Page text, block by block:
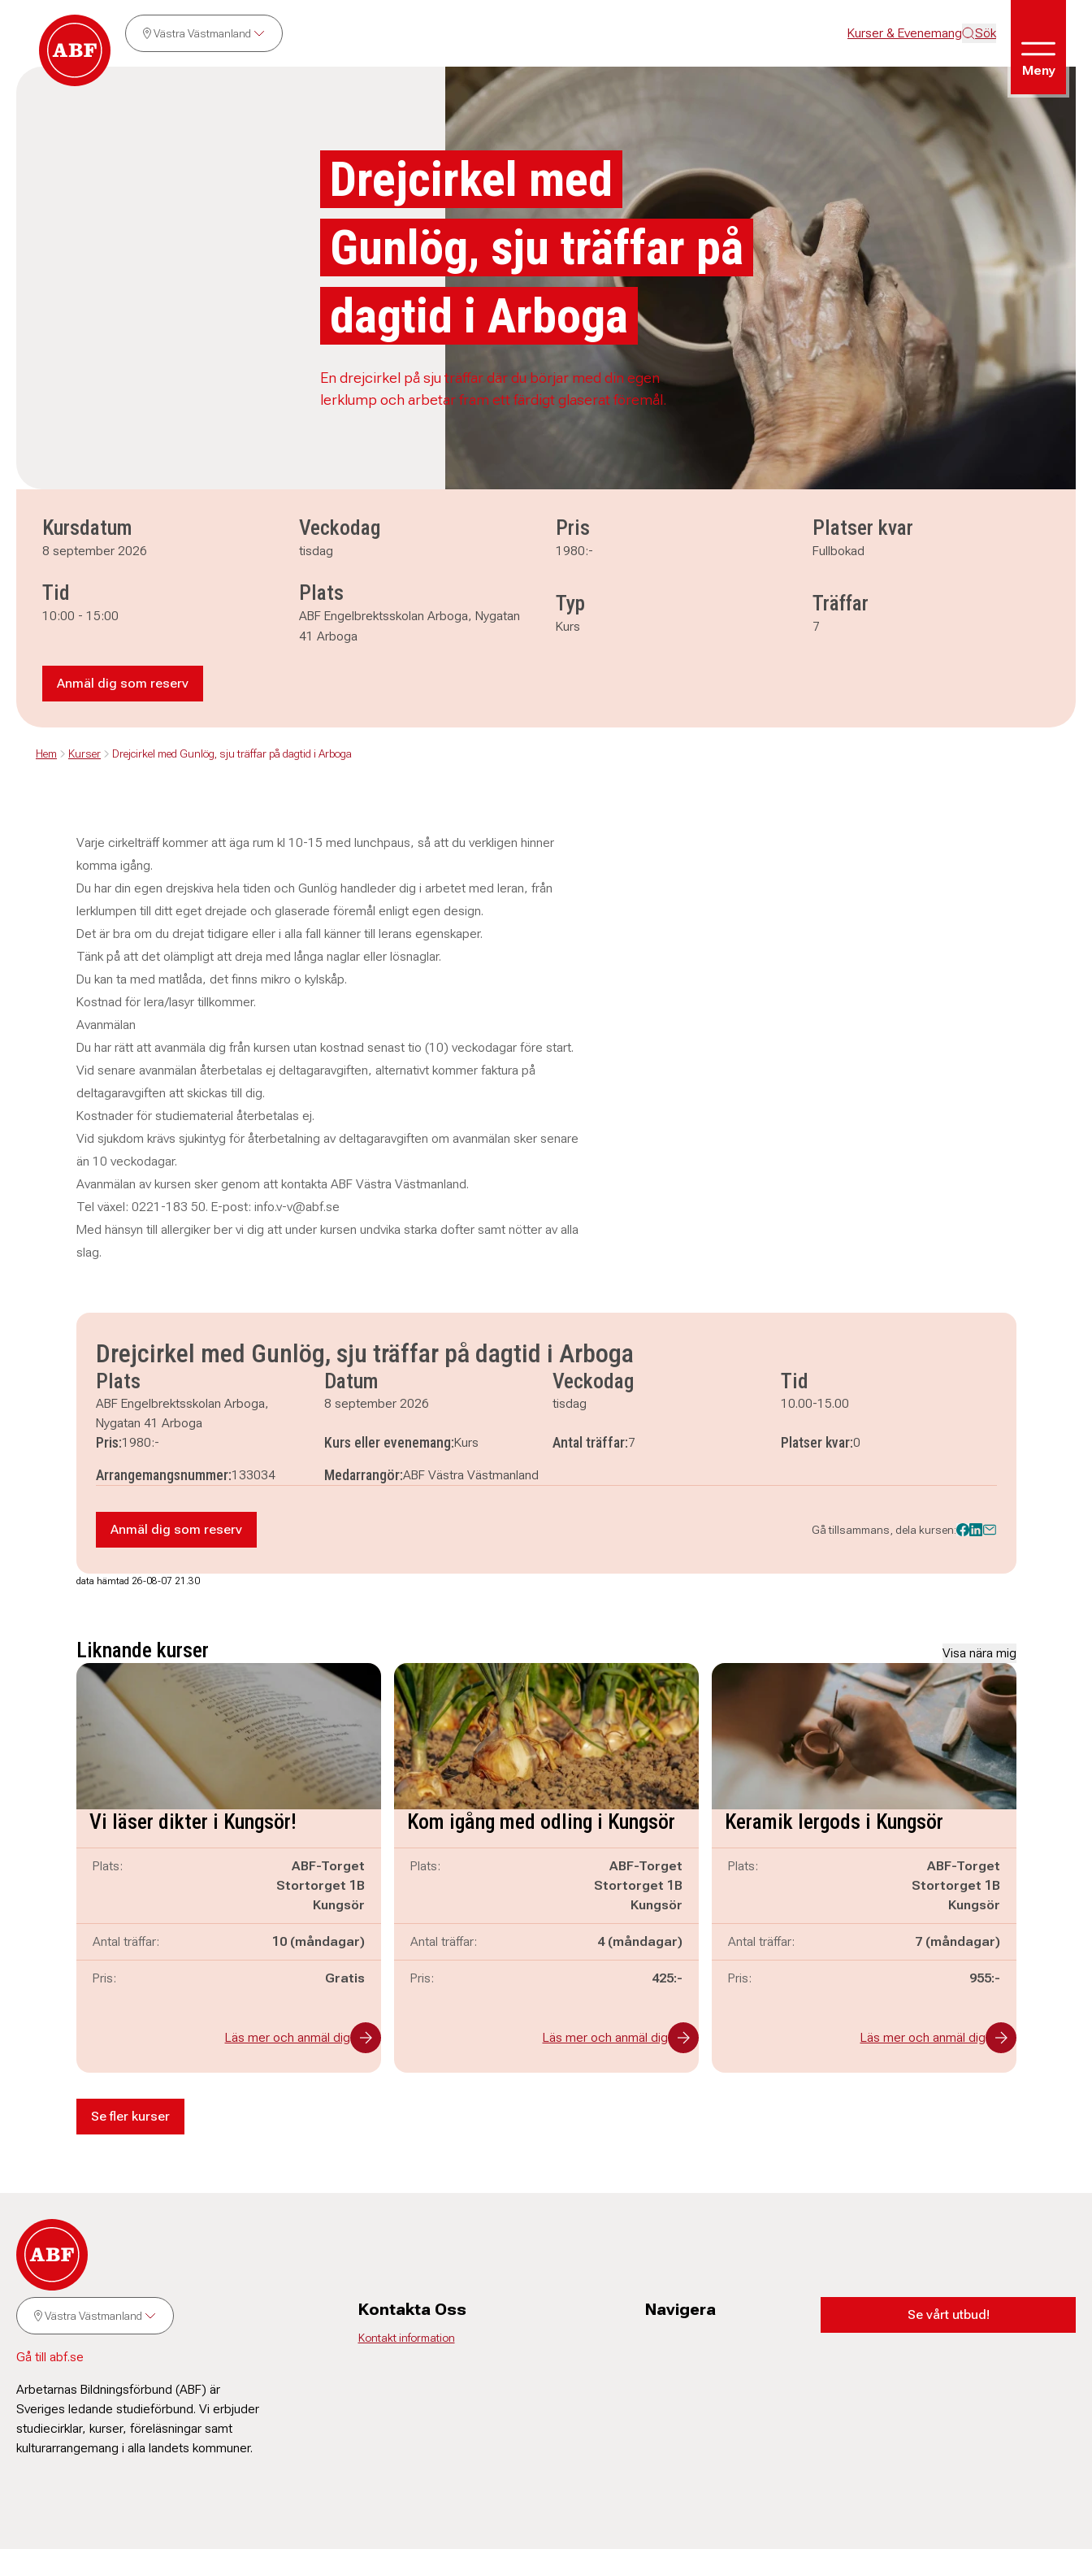
Västra Västmanland Kurser & Evenemang Sök
Meny
Drejcirkel med
Gunlög, sju träffar på
dagtid i Arboga
En drejcirkel på sju träffar där du börjar med din egen
lerklump och arbetar fram ett färdigt glaserat föremål.
Kursdatum
8 september 2026
Veckodag
tisdag
Tid
10:00 - 15:00
Plats
ABF Engelbrektsskolan Arboga, Nygatan
41 Arboga
Pris
1980:-
Platser kvar
Fullbokad
Typ
Kurs
Träffar
7
Anmäl dig som reserv till Drejcirkel med Gunlög, sju träffar på dagtid i Arboga
Anmäl dig som reserv
Hem Kurser Drejcirkel med Gunlög, sju träffar på dagtid i Arboga
Varje cirkelträff kommer att äga rum kl 10-15 med lunchpaus, så att du verkligen hinner
komma igång.
Du har din egen drejskiva hela tiden och Gunlög handleder dig i arbetet med leran, från
lerklumpen till ditt eget drejade och glaserade föremål enligt egen design.
Det är bra om du drejat tidigare eller i alla fall känner till lerans egenskaper.
Tänk på att det olämpligt att dreja med långa naglar eller lösnaglar.
Du kan ta med matlåda, det finns mikro o kylskåp.
Kostnad för lera/lasyr tillkommer.
Avanmälan
Du har rätt att avanmäla dig från kursen utan kostnad senast tio (10) veckodagar före start.
Vid senare avanmälan återbetalas ej deltagaravgiften, alternativt kommer faktura på
deltagaravgiften att skickas till dig.
Kostnader för studiematerial återbetalas ej.
Vid sjukdom krävs sjukintyg för återbetalning av deltagaravgiften om avanmälan sker senare
än 10 veckodagar.
Avanmälan av kursen sker genom att kontakta ABF Västra Västmanland.
Tel växel: 0221-183 50. E-post: info.v-v@abf.se
Med hänsyn till allergiker ber vi dig att under kursen undvika starka dofter samt nötter av alla
slag.
Drejcirkel med Gunlög, sju träffar på dagtid i Arboga
Plats
ABF Engelbrektsskolan Arboga,
Nygatan 41 Arboga
Datum
8 september 2026
Veckodag
tisdag
Tid
10.00-15.00
Pris:1980:- Kurs eller evenemang:Kurs Antal träffar:7 Platser kvar:0
Arrangemangsnummer:133034 Medarrangör:ABF Västra Västmanland
Anmäl dig som reserv till Drejcirkel med Gunlög, sju träffar på dagtid i Arboga
Anmäl dig som reserv Gå tillsammans, dela kursen:
data hämtad 26-08-07 21.30
Liknande kurser Visa nära mig
Vi läser dikter i Kungsör!
Plats:
ABF-Torget
Stortorget 1B
Kungsör
Antal träffar: 10 (måndagar)
Pris: Gratis
Läs mer och anmäl dig
Kom igång med odling i Kungsör
Plats:
ABF-Torget
Stortorget 1B
Kungsör
Antal träffar: 4 (måndagar)
Pris: 425:-
Läs mer och anmäl dig
Keramik lergods i Kungsör
Plats:
ABF-Torget
Stortorget 1B
Kungsör
Antal träffar: 7 (måndagar)
Pris: 955:-
Läs mer och anmäl dig
Se fler kurser
Västra Västmanland
Gå till abf.se
Arbetarnas Bildningsförbund (ABF) är
Sveriges ledande studieförbund. Vi erbjuder
studiecirklar, kurser, föreläsningar samt
kulturarrangemang i alla landets kommuner.
Kontakta Oss
Kontakt information
Navigera Se vårt utbud!